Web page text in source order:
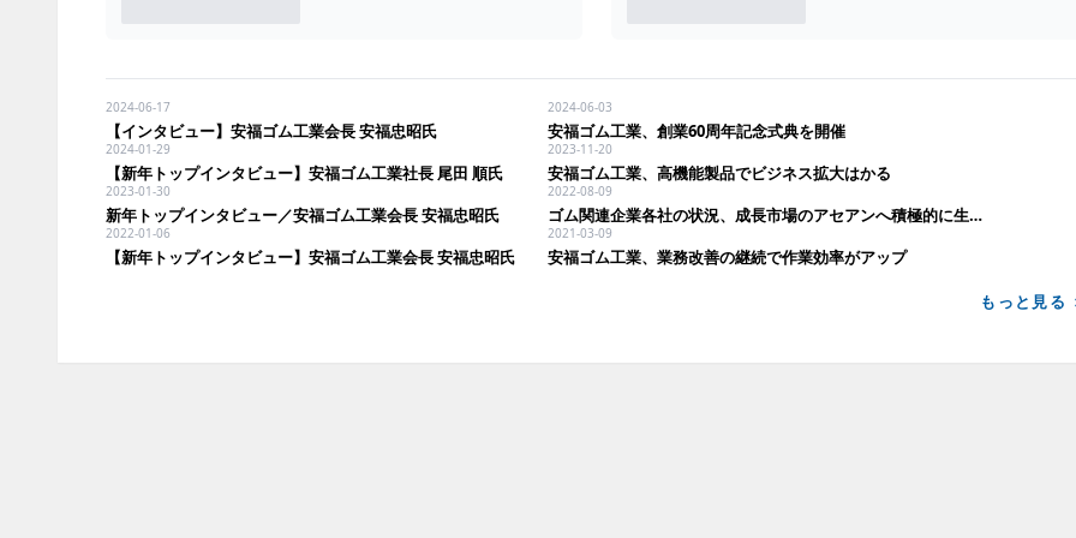
2024-06-17
【インタビュー】安福ゴム工業会長 安福忠昭氏
2024-06-03
安福ゴム工業、創業60周年記念式典を開催
2024-01-29
【新年トップインタビュー】安福ゴム工業社長 尾田 順氏
2023-11-20
安福ゴム工業、高機能製品でビジネス拡大はかる
2023-01-30
新年トップインタビュー／安福ゴム工業会長 安福忠昭氏
2022-08-09
ゴム関連企業各社の状況、成長市場のアセアンへ積極的に生産・販売拠点を設ける
2022-01-06
【新年トップインタビュー】安福ゴム工業会長 安福忠昭氏
2021-03-09
安福ゴム工業、業務改善の継続で作業効率がアップ
もっと見る